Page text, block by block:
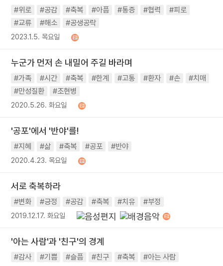
#위로 #공감 #축복 #아픔 #통증 #협력
#피로
#교류
#해소 #공생공락
2023.1.5. 목요일
누군가 먼저 손 내밀어 주길 바라며
#가족 #시간 #축복 #한계 #고통 #환자 #손
#치매
#만성질환
#조현병
2020.5.26. 화요일
'공포'에서 '반야'를!
#지혜 #삶 #축복 #공포 #반야
2020.4.23. 목요일
서로 축복하라
#변화 #긍정 #공감 #축복 #치유 #부정
2019.12.17. 화요일
'아는 사람'과 '친구'의 경계
#감사 #기쁨 #슬픔 #친구 #축복 #아는 사람